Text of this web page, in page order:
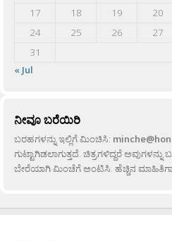
17
18 19 20
24
25 26 27
31
« Jul
ನೀವೂ ಬರೆಯಿರಿ
ಬರಹಗಳನ್ನು ಇಲ್ಲಿಗೆ ಮಿಂಚಿಸಿ:
ಗುಟ್ಟಾಗಿಡಲಾಗುತ್ತದೆ. ಚಿತ್ರಗಳಿದ್ದರೆ
ಬೇರೆಯಾಗಿ ಮಿಂಚೆಗೆ ಅಂಟಿಸಿ. ಹೆಚ್ಚಿನ